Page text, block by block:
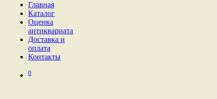
Главная
Каталог
Оценка
антиквариата
Доставка и
оплата
Контакты
0